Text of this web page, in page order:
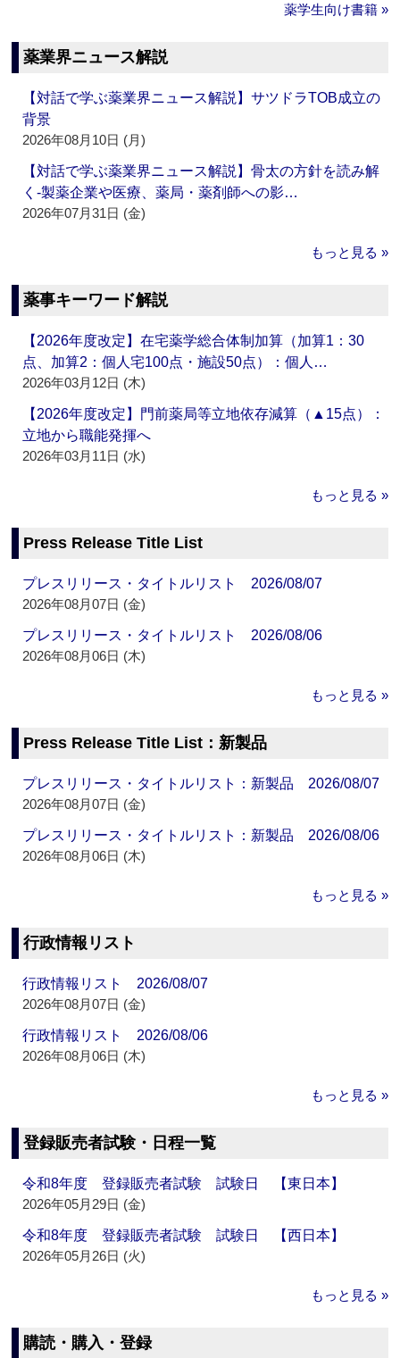
薬学生向け書籍 »
薬業界ニュース解説
【対話で学ぶ薬業界ニュース解説】サツドラTOB成立の
背景
2026年08月10日 (月)
【対話で学ぶ薬業界ニュース解説】骨太の方針を読み解
く‐製薬企業や医療、薬局・薬剤師への影…
2026年07月31日 (金)
もっと見る »
薬事キーワード解説
【2026年度改定】在宅薬学総合体制加算（加算1：30
点、加算2：個人宅100点・施設50点）：個人…
2026年03月12日 (木)
【2026年度改定】門前薬局等立地依存減算（▲15点）：
立地から職能発揮へ
2026年03月11日 (水)
もっと見る »
Press Release Title List
プレスリリース・タイトルリスト 2026/08/07
2026年08月07日 (金)
プレスリリース・タイトルリスト 2026/08/06
2026年08月06日 (木)
もっと見る »
Press Release Title List：新製品
プレスリリース・タイトルリスト：新製品 2026/08/07
2026年08月07日 (金)
プレスリリース・タイトルリスト：新製品 2026/08/06
2026年08月06日 (木)
もっと見る »
行政情報リスト
行政情報リスト 2026/08/07
2026年08月07日 (金)
行政情報リスト 2026/08/06
2026年08月06日 (木)
もっと見る »
登録販売者試験・日程一覧
令和8年度 登録販売者試験 試験日 【東日本】
2026年05月29日 (金)
令和8年度 登録販売者試験 試験日 【西日本】
2026年05月26日 (火)
もっと見る »
購読・購入・登録